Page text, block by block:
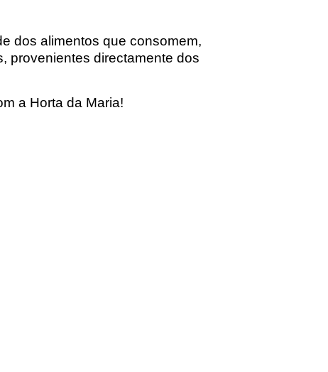
dos alimentos que consomem,
provenientes directamente dos
a Horta da Maria!